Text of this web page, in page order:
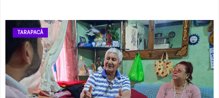
TARAPACÁ